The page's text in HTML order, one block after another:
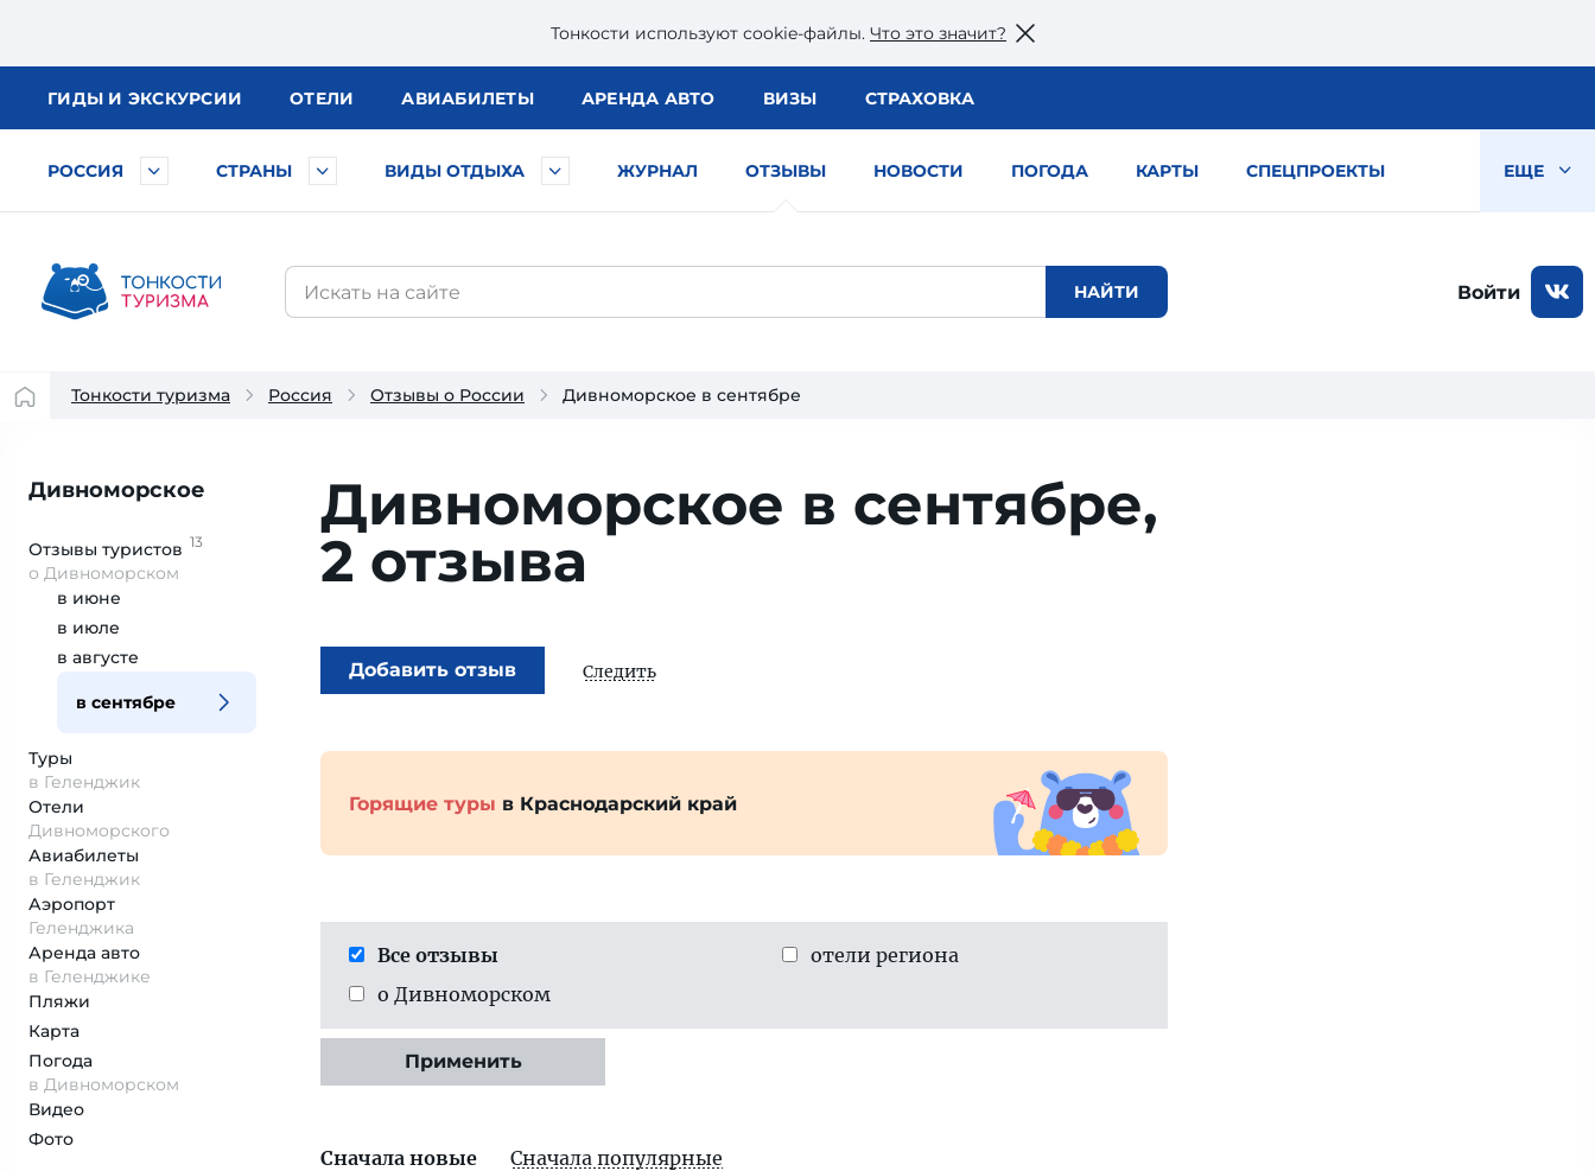
Тонкости используют сookie-файлы. Что это значит?
ГИДЫ И ЭКСКУРСИИ ОТЕЛИ АВИАБИЛЕТЫ АРЕНДА АВТО ВИЗЫ СТРАХОВКА
РОССИЯ СТРАНЫ ВИДЫ ОТДЫХА ЖУРНАЛ ОТЗЫВЫ НОВОСТИ ПОГОДА КАРТЫ СПЕЦПРОЕКТЫ ЕЩЕ
Войти
Тонкости туризма Россия Отзывы о России Дивноморское в сентябре
Дивноморское
Отзывы туристов 13
о Дивноморском
в июне
в июле
в августе
в сентябре
Туры
в Геленджик
Отели
Дивноморского
Авиабилеты
в Геленджик
Аэропорт
Геленджика
Аренда авто
в Геленджике
Пляжи
Карта
Погода
в Дивноморском
Видео
Фото
Дивноморское в сентябре,
2 отзыва
Добавить отзыв Следить
Горящие туры в Краснодарский край
Все отзывы
о Дивноморском
отели региона
Применить
Сначала новые Сначала популярные